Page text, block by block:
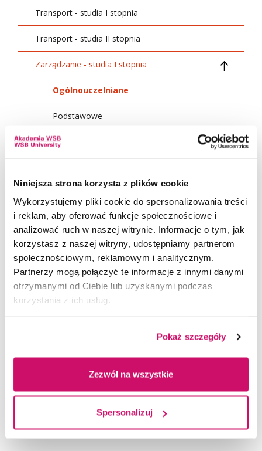
Niniejsza strona korzysta z plików cookie
Wykorzystujemy pliki cookie do spersonalizowania treści
i reklam, aby oferować funkcje społecznościowe i
analizować ruch w naszej witrynie. Informacje o tym, jak
korzystasz z naszej witryny, udostępniamy partnerom
społecznościowym, reklamowym i analitycznym.
Partnerzy mogą połączyć te informacje z innymi danymi
otrzymanymi od Ciebie lub uzyskanymi podczas
korzystania z ich usług.
Pokaż szczegóły
Zezwól na wszystkie
Spersonalizuj
07_szkolenia i praktyki
Dyplomowanie
Praktyczne
Specjalnościowe
Psychologia rozwoju człowieka
w organizacji
Obieralne
Obieralne w języku obcym
03 Moduł dydaktyczny
04 Moduł prawno-organizacyjny
05 Moduł kierunkowy
06 Moduł kliniczny
07 Moduł nauk o zdrowiu
08 Moduł poszerzający wiedzę
09 Przedmioty swobodnego wyboru
10 Dyplomowanie
11 Szkolenia i praktyki
Transport - studia I stopnia
Transport - studia II stopnia
Zarządzanie - studia I stopnia
Ogólnouczelniane
Podstawowe
Poszerzające wiedzę specjalistyczną
Przedmioty swobodnego wyboru
Zarządzanie - studia II stopnia
Ogólnouczelniane
Podstawowe
Zajęcia praktyczne
Dyplomowanie
Ogólnouczelniane
DOKUMENTY DO POBRANIA
doc
01_jezyk_angielski_w_zarzadza